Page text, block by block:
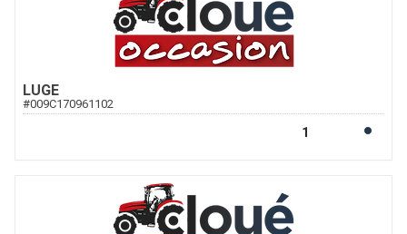
LUGE
#009C170961102